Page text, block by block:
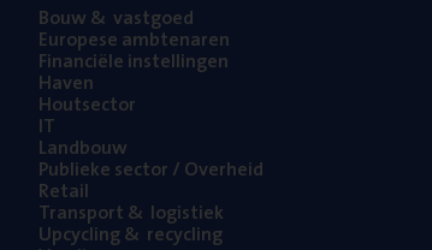
Bouw& vastgoed
Euro­pe­se ambtenaren
Finan­ci­ë­le instellingen
Haven
Hout­sec­tor
IT
Land­bouw
Publie­ke sec­tor / Overheid
Retail
Trans­port& logistiek
Upcy­cling& recycling